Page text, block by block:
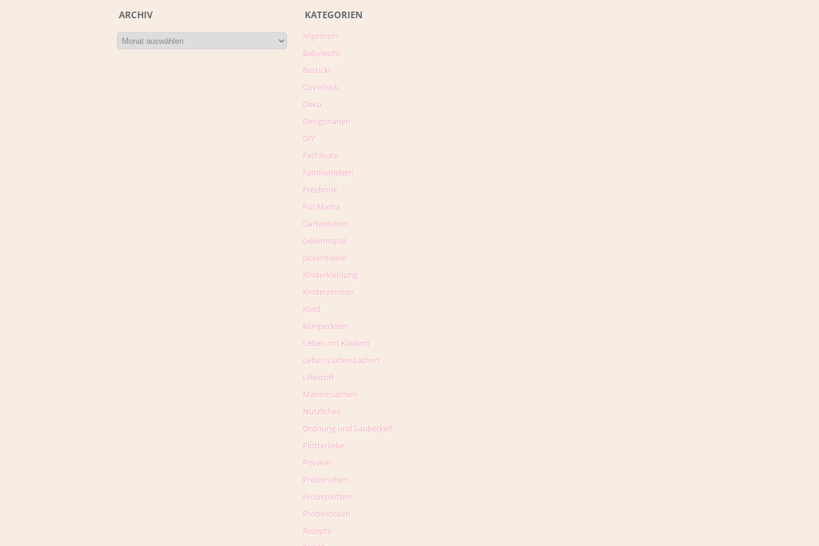
ARCHIV KATEGORIEN
Allgemein
Babyleicht
Bestickt
Coverlock
Deko
Designnähen
DIY
Fachleute
Familienleben
Freebook
Für Mama
Gartenleben
Gewinnspiel
Jackenfieber
Kinderkleidung
Kinderzimmer
Kleid
Klimperklein
Leben mit Kindern
Leben.Lieben.Lachen
Lillestoff
Männersachen
Nützliches
Ordnung und Sauberkeit
Plotterliebe
Privates
Probenähen
Probeplotten
Probesticken
Rezepte